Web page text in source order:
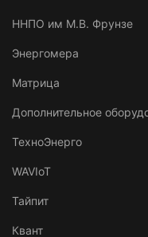
ННПО им М.В. Фрунзе
Энергомера
Матрица
Дополнительное
ТехноЭнерго
WAVIoT
Тайпит
Квант